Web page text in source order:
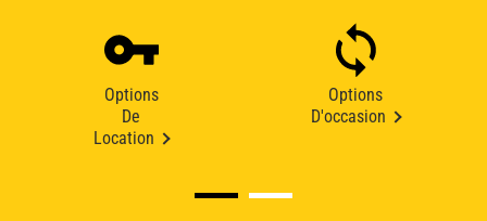
Options
De
Location
Options
D'occasion